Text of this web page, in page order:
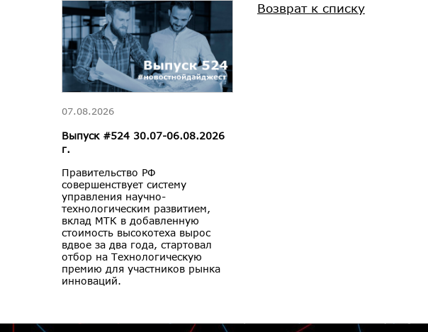
Возврат к списку
07.08.2026
Выпуск #524 30.07-06.08.2026
г.
Правительство РФ
совершенствует систему
управления научно-
технологическим развитием,
вклад МТК в добавленную
стоимость высокотеха вырос
вдвое за два года, стартовал
отбор на Технологическую
премию для участников рынка
инноваций.